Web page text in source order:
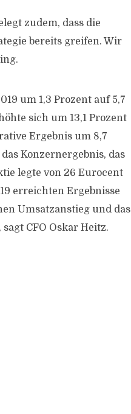
zudem, dass die
bereits greifen. Wir
um 1,3 Prozent auf 5,7
sich um 13,1 Prozent
Ergebnis um 8,7
Konzernergebnis, das
legte von 26 Eurocent
erreichten Ergebnisse
Umsatzanstieg und das
CFO Oskar Heitz.